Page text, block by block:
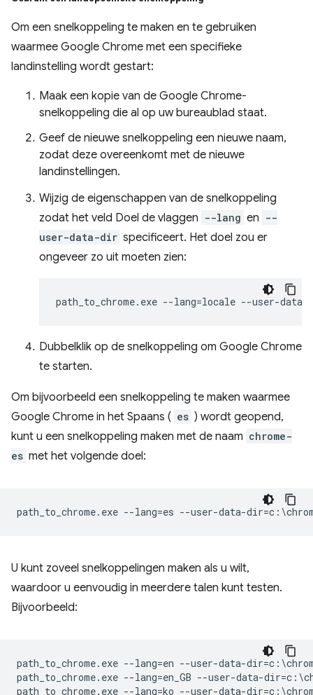
Om een snelkoppeling te maken en te gebruiken
waarmee Google Chrome met een specifieke
landinstelling wordt gestart:
Maak een kopie van de Google Chrome-
snelkoppeling die al op uw bureaublad staat.
Geef de nieuwe snelkoppeling een nieuwe naam,
zodat deze overeenkomt met de nieuwe
landinstellingen.
Wijzig de eigenschappen van de snelkoppeling
zodat het veld Doel de vlaggen --lang en --
user-data-dir specificeert. Het doel zou er
ongeveer zo uit moeten zien:
Dubbelklik op de snelkoppeling om Google Chrome
te starten.
Om bijvoorbeeld een snelkoppeling te maken waarmee
Google Chrome in het Spaans ( es ) wordt geopend,
kunt u een snelkoppeling maken met de naam chrome-
es met het volgende doel:
U kunt zoveel snelkoppelingen maken als u wilt,
waardoor u eenvoudig in meerdere talen kunt testen.
Bijvoorbeeld:
path_to_chrome.exe --lang=en --user-data-
path_to_chrome.exe --lang=en_GB --user-data-